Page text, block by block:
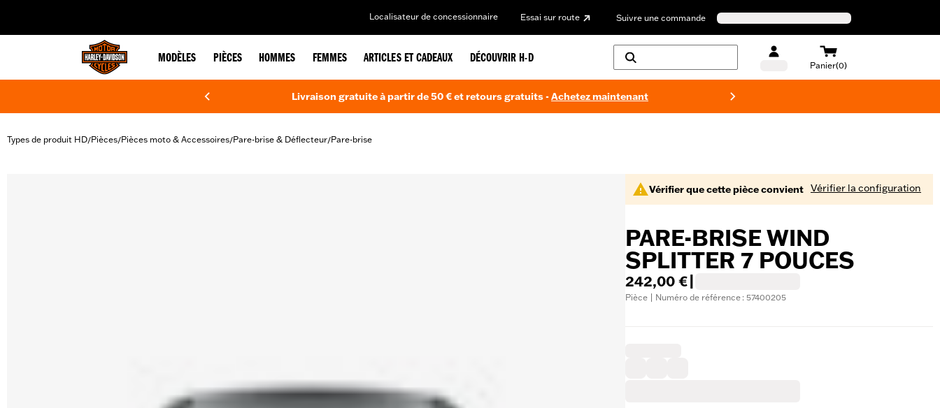
Localisateur de concessionnaire Essai sur route Suivre une commande
MODÈLES PIÈCES HOMMES FEMMES ARTICLES ET CADEAUX DÉCOUVRIR H-D
Panier(0)
Livraison gratuite à partir de 50 € et retours gratuits -Achetez maintenant
Types de produit HD/Pièces/Pièces moto & Accessoires/Pare-brise & Déflecteur/Pare-brise
Vérifier que cette pièce convient Vérifier la configuration
PARE-BRISE WIND
SPLITTER 7 POUCES
242,00 €
Pièce | Numéro de référence : 57400205